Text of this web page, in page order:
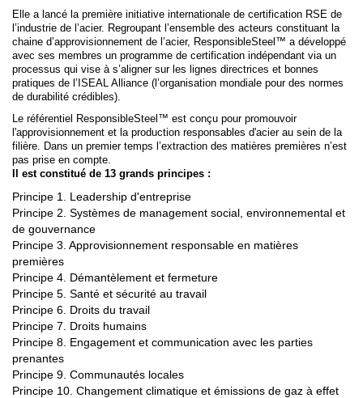
Elle a lancé la première initiative internationale de certification RSE de
l’industrie de l’acier. Regroupant l’ensemble des acteurs constituant la
chaine d’approvisionnement de l’acier, ResponsibleSteel™ a développé
avec ses membres un programme de certification indépendant via un
processus qui vise à s’aligner sur les lignes directrices et bonnes
pratiques de l’ISEAL Alliance (l’organisation mondiale pour des normes
de durabilité crédibles).
Le référentiel ResponsibleSteel™ est conçu pour promouvoir
l'approvisionnement et la production responsables d'acier au sein de la
filière. Dans un premier temps l’extraction des matières premières n’est
pas prise en compte.
Il est constitué de 13 grands principes :
Principe 1. Leadership d'entreprise
Principe 2. Systèmes de management social, environnemental et
de gouvernance
Principe 3. Approvisionnement responsable en matières
premières
Principe 4. Démantèlement et fermeture
Principe 5. Santé et sécurité au travail
Principe 6. Droits du travail
Principe 7. Droits humains
Principe 8. Engagement et communication avec les parties
prenantes
Principe 9. Communautés locales
Principe 10. Changement climatique et émissions de gaz à effet